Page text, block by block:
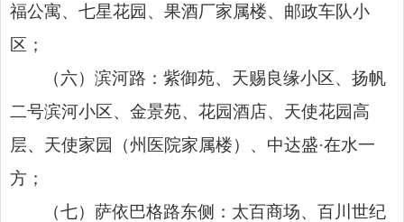
福公寓、七星花园、果酒厂家属楼、邮政车队小
区；
（六）滨河路：紫御苑、天赐良缘小区、扬帆
二号滨河小区、金景苑、花园酒店、天使花园高
层、天使家园（州医院家属楼）、中达盛·在水一
方；
（七）萨依巴格路东侧：太百商场、百川世纪